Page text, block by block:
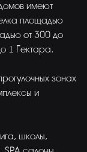
имеют
площадью
от 300 до
1 Гектара.
зонах
и
школы,